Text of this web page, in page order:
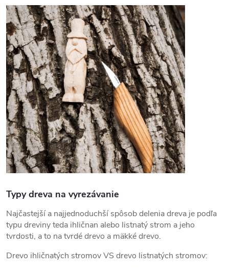
Typy dreva na vyrezávanie
Najčastejší a najjednoduchší spôsob delenia dreva je podľa
typu dreviny teda ihličnan alebo listnatý strom a jeho
tvrdosti, a to na tvrdé drevo a mäkké drevo.
Drevo ihličnatých stromov VS drevo listnatých stromov: